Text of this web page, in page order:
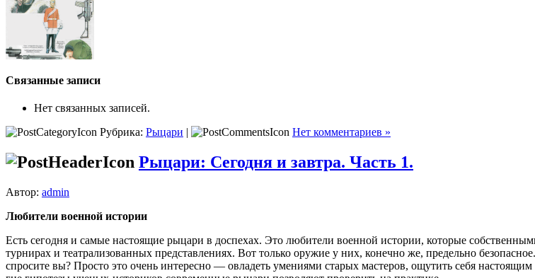
Связанные записи
Нет связанных записей.
Рубрика: Рыцари | Нет комментариев »
Рыцари: Сегодня и завтра. Часть 1.
Автор: admin
Любители военной истории
Есть сегодня и самые настоящие рыцари в доспехах. Это любители военной истории, которые
турнирах и театрализованных представлени­ях. Вот только оружие у них, конечно же, предельно
спросите вы? Просто это очень интересно — овладеть умениями старых масте­ров, ощутить себя